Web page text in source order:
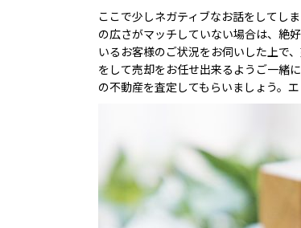
ここで少しネガティブなお話をしてし
の広さがマッチしていない場合は、絶
いるお客様のご状況をお伺いした上で
をして売却をお任せ出来るようご一緒
の不動産を査定してもらいましょう。